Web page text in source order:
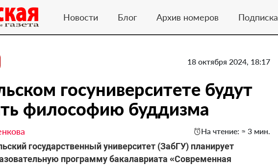
Новости Блог Архив номеров Подписка
18 октября 2024, 18:17
госуниверситете будут
философию буддизма
На чтение: ≈ 3 мин.
государственный университет (ЗабГУ) планирует
программу бакалавриата «Современная